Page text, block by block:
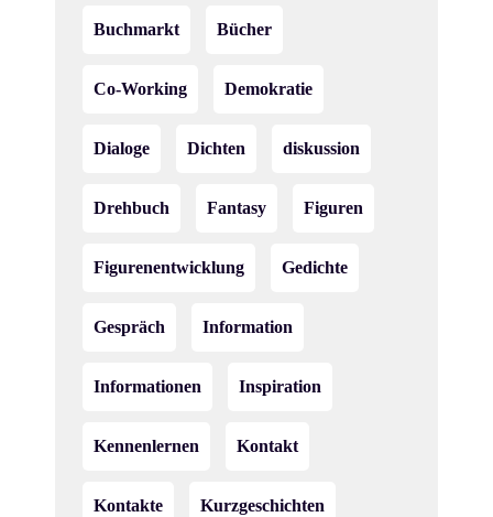
Buchmarkt Bücher
Co-Working Demokratie
Dialoge Dichten diskussion
Drehbuch Fantasy Figuren
Figurenentwicklung Gedichte
Gespräch Information
Informationen Inspiration
Kennenlernen Kontakt
Kontakte Kurzgeschichten